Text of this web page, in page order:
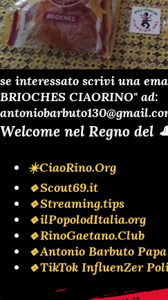
se interessato scrivi una
BRIOCHES CIAORINO" ad:
Welcome nel Regno del
☀️CiaoRino.Org
🔹Scout69.it
🔹Streaming.tips
🔹ilPopolodItalia.org
🔹RinoGaetano.Club
🔹Antonio Barbuto Papa
🔹TikTok InfluenZer